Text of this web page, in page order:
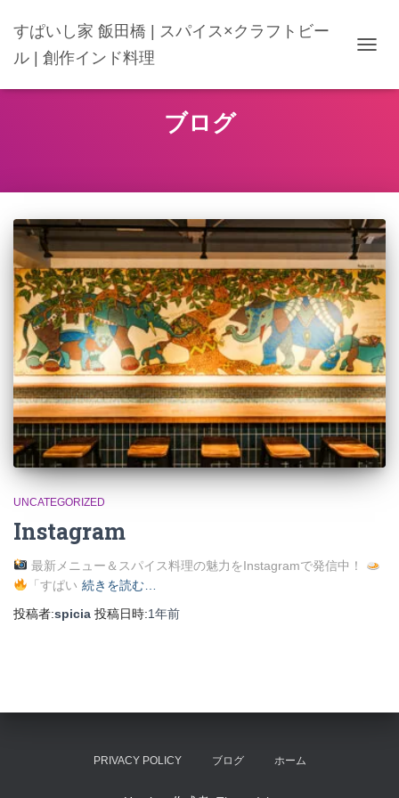
すぱいし家 飯田橋 | スパイス×クラフトビー
ル | 創作インド料理
ゲ
切
替
え
ブログ
UNCATEGORIZED
Instagram
最新メニュー＆スパイス料理の魅力をInstagramで発信中！
「すぱい 続きを読む…
投稿者:spicia 投稿日時:1年前
PRIVACY POLICY ブログ ホーム